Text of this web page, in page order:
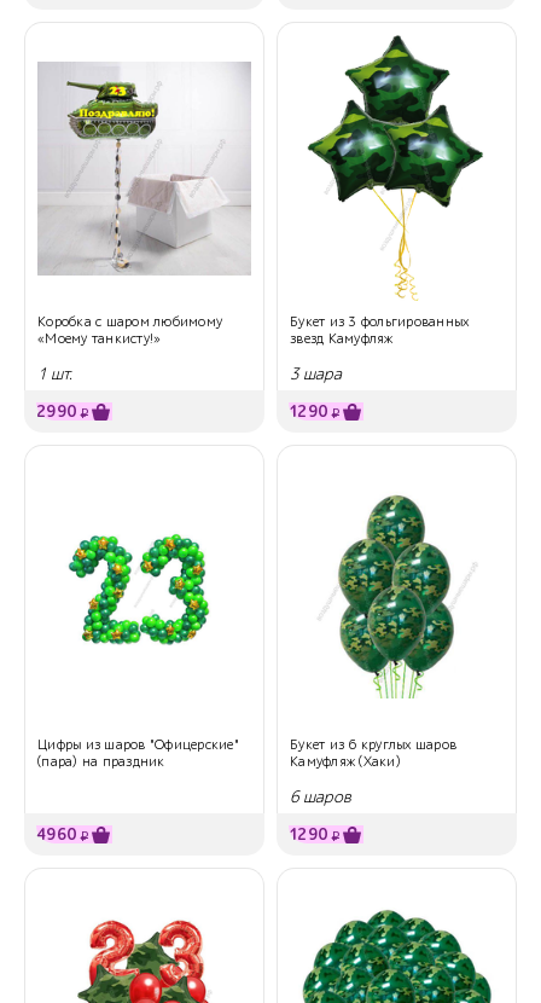
Коробка с шаром любимому
«Моему танкисту!»
1 шт.
2990 ₽
Букет из 3 фольгированных
звезд Камуфляж
3 шара
1290 ₽
Цифры из шаров "Офицерские"
(пара) на праздник
4960 ₽
Букет из 6 круглых шаров
Камуфляж (Хаки)
6 шаров
1290 ₽